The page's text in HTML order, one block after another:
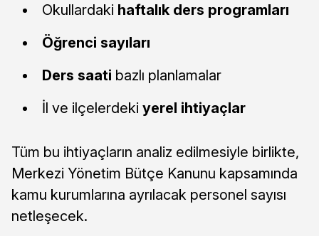
Okullardaki haftalık ders programları
Öğrenci sayıları
Ders saati bazlı planlamalar
İl ve ilçelerdeki yerel ihtiyaçlar
Tüm bu ihtiyaçların analiz edilmesiyle birlikte,
Merkezi Yönetim Bütçe Kanunu kapsamında
kamu kurumlarına ayrılacak personel sayısı
netleşecek.